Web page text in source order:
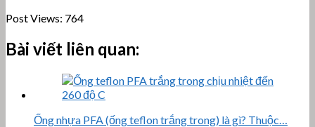
Post Views: 764
Bài viết liên quan:
Ống nhựa PFA (ống teflon trắng trong) là gì? Thuộc…